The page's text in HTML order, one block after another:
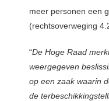
meer personen een
(rechtsoverweging
“De Hoge Raad
weergegeven
op een zaak waarin
de